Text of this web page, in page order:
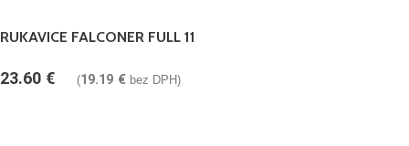
RUKAVICE FALCONER FULL 11
23.60 € (19.19 € bez DPH)